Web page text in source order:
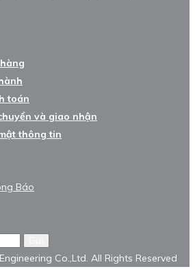
toán
và giao nhận
thông tin
Co.,Ltd. All Rights Reserved